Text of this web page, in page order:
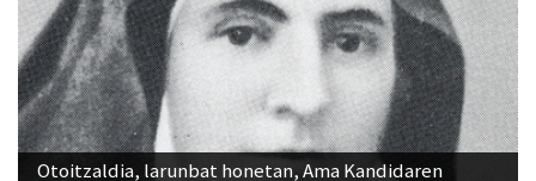
Otoitzaldia, larunbat honetan, Ama Kandidaren